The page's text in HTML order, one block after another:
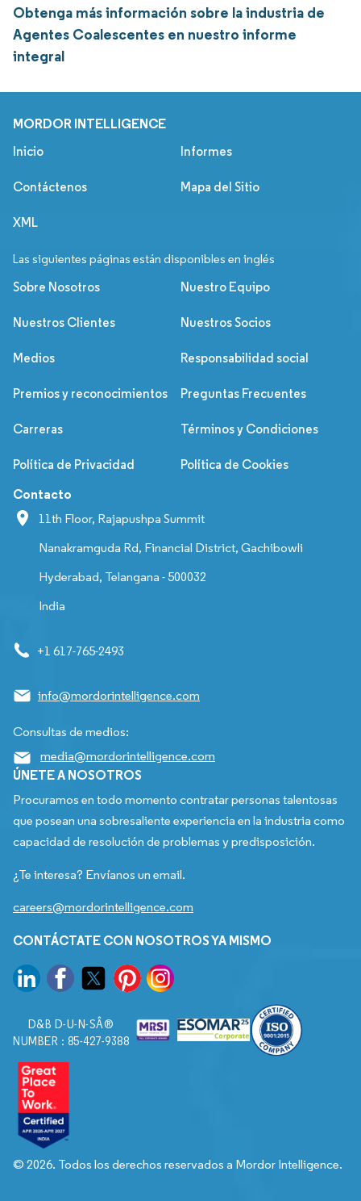
Obtenga más información sobre la industria de
Agentes Coalescentes en nuestro informe
integral
MORDOR INTELLIGENCE
Inicio Informes
Contáctenos Mapa del Sitio
XML
Las siguientes páginas están disponibles en inglés
Sobre Nosotros Nuestro Equipo
Nuestros Clientes Nuestros Socios
Medios Responsabilidad social
Premios y reconocimientos Preguntas Frecuentes
Carreras Términos y Condiciones
Política de Privacidad Política de Cookies
Contacto
11th Floor, Rajapushpa Summit
Nanakramguda Rd, Financial District, Gachibowli
Hyderabad, Telangana - 500032
India
+1 617-765-2493
info@mordorintelligence.com
Consultas de medios:
media@mordorintelligence.com
ÚNETE A NOSOTROS
Procuramos en todo momento contratar personas talentosas
que posean una sobresaliente experiencia en la industria como
capacidad de resolución de problemas y predisposición.
¿Te interesa? Envíanos un email.
careers@mordorintelligence.com
CONTÁCTATE CON NOSOTROS YA MISMO
D&B D-U-N-SÂ®
NUMBER : 85-427-9388
© 2026. Todos los derechos reservados a Mordor Intelligence.